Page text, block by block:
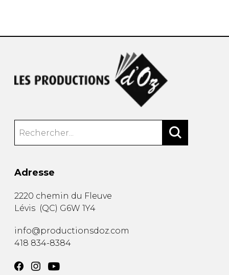
Adresse
2220 chemin du Fleuve
Lévis (QC) G6W 1Y4
info@productionsdoz.com
418 834-8384